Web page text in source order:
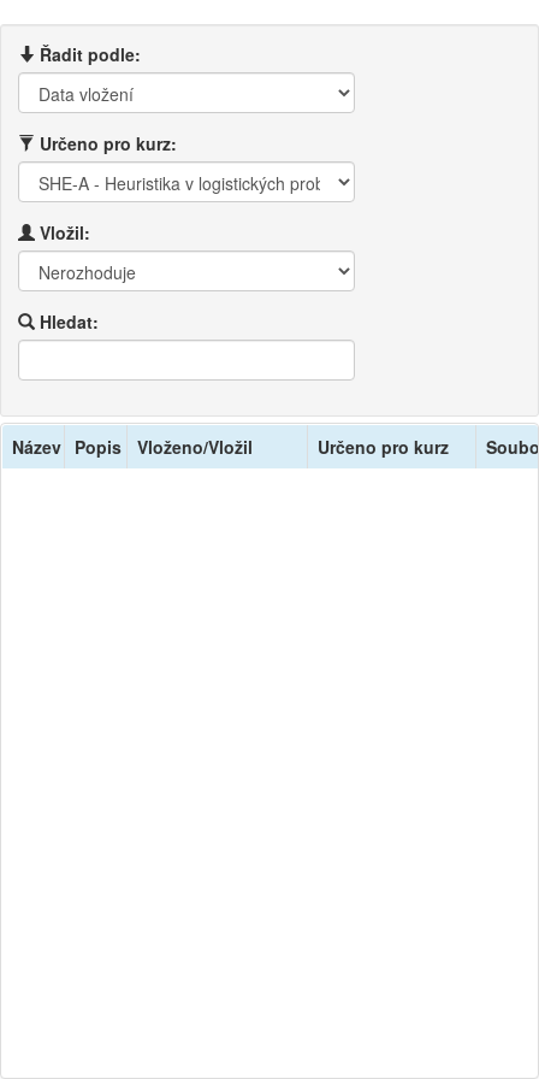
Řadit podle:
Určeno pro kurz:
Vložil:
Hledat:
Název Popis Vloženo/Vložil Určeno pro kurz